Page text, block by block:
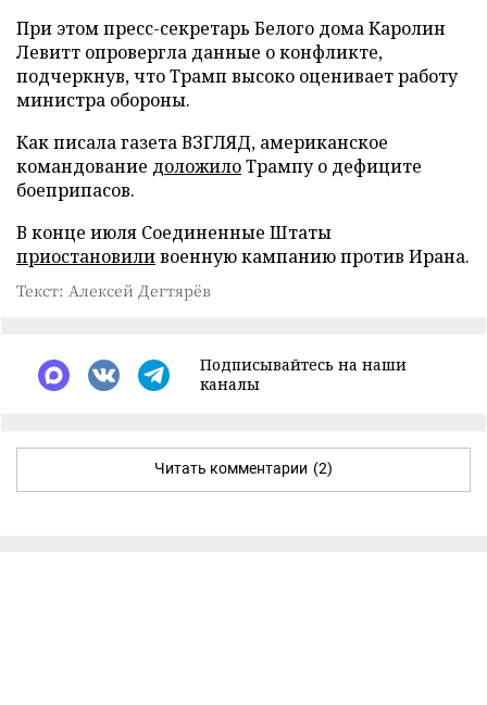
При этом пресс-секретарь Белого дома Каролин
Левитт опровергла данные о конфликте,
подчеркнув, что Трамп высоко оценивает работу
министра обороны.
Как писала газета ВЗГЛЯД, американское
командование доложилоТрампу о дефиците
боеприпасов.
В конце июля Соединенные Штаты
приостановиливоенную кампанию против Ирана.
Текст: Алексей Дегтярёв
Подписывайтесь на наши
каналы
Читать комментарии (2)